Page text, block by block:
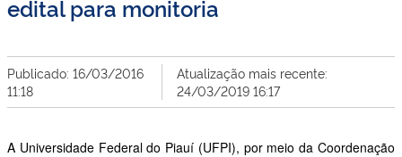
edital para monitoria
Publicado: 16/03/2016
11:18
Atualização mais recente:
24/03/2019 16:17
A Universidade Federal do Piauí (UFPI), por meio da Coordenação